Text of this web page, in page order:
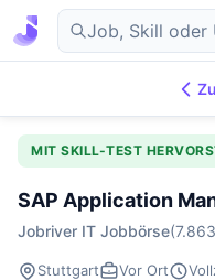
MIT SKILL-TEST
SAP Application
Jobriver IT Jobbörse
Stuttgart Vor Ort